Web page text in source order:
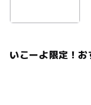
いこーよ限定！